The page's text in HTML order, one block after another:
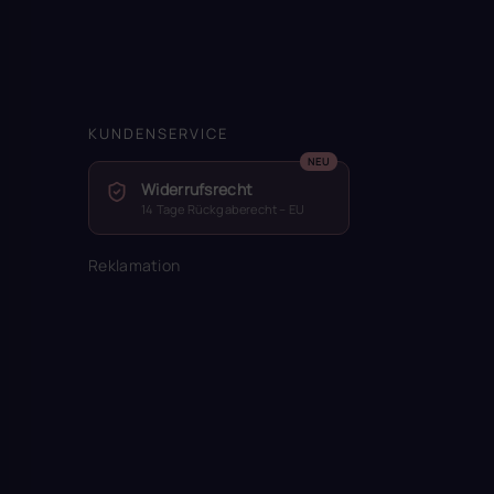
KUNDENSERVICE
Widerrufsrecht
14 Tage Rückgaberecht – EU
Reklamation